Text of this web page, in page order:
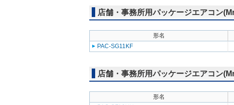
店舗・事務所用パッケージエアコン
形名
PAC-SG11KF
店舗・事務所用パッケージエアコン
形名